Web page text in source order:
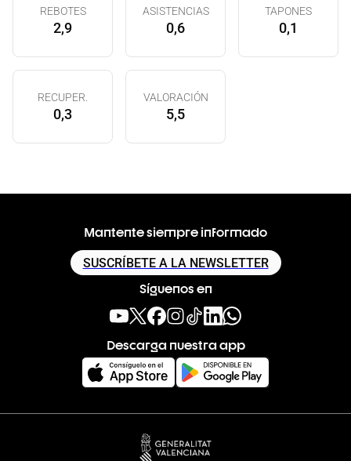
REBOTES
2,9
ASISTENCIAS
0,6
TAPONES
0,1
RECUPER.
0,3
VALORACIÓN
5,5
Mantente siempre informado
SUSCRÍBETE A LA NEWSLETTER
Síguenos en
Descarga nuestra app